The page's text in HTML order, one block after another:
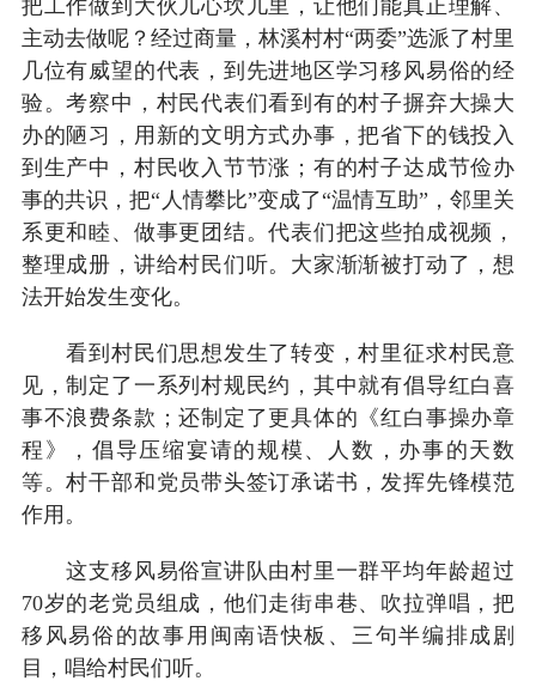
把工作做到大伙儿心坎儿里，让他们能真正理解、
主动去做呢？经过商量，林溪村村“两委”选派了村里
几位有威望的代表，到先进地区学习移风易俗的经
验。考察中，村民代表们看到有的村子摒弃大操大
办的陋习，用新的文明方式办事，把省下的钱投入
到生产中，村民收入节节涨；有的村子达成节俭办
事的共识，把“人情攀比”变成了“温情互助”，邻里关
系更和睦、做事更团结。代表们把这些拍成视频，
整理成册，讲给村民们听。大家渐渐被打动了，想
法开始发生变化。
看到村民们思想发生了转变，村里征求村民意
见，制定了一系列村规民约，其中就有倡导红白喜
事不浪费条款；还制定了更具体的《红白事操办章
程》，倡导压缩宴请的规模、人数，办事的天数
等。村干部和党员带头签订承诺书，发挥先锋模范
作用。
这支移风易俗宣讲队由村里一群平均年龄超过
70岁的老党员组成，他们走街串巷、吹拉弹唱，把
移风易俗的故事用闽南语快板、三句半编排成剧
目，唱给村民们听。